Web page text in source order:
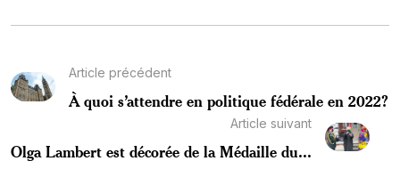
Article précédent
À quoi s’attendre en politique fédérale en 2022?
Article suivant
Olga Lambert est décorée de la Médaille du...